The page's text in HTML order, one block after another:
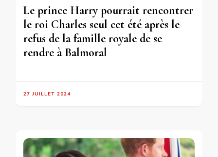
Le prince Harry pourrait rencontrer
le roi Charles seul cet été après le
refus de la famille royale de se
rendre à Balmoral
27 JUILLET 2024